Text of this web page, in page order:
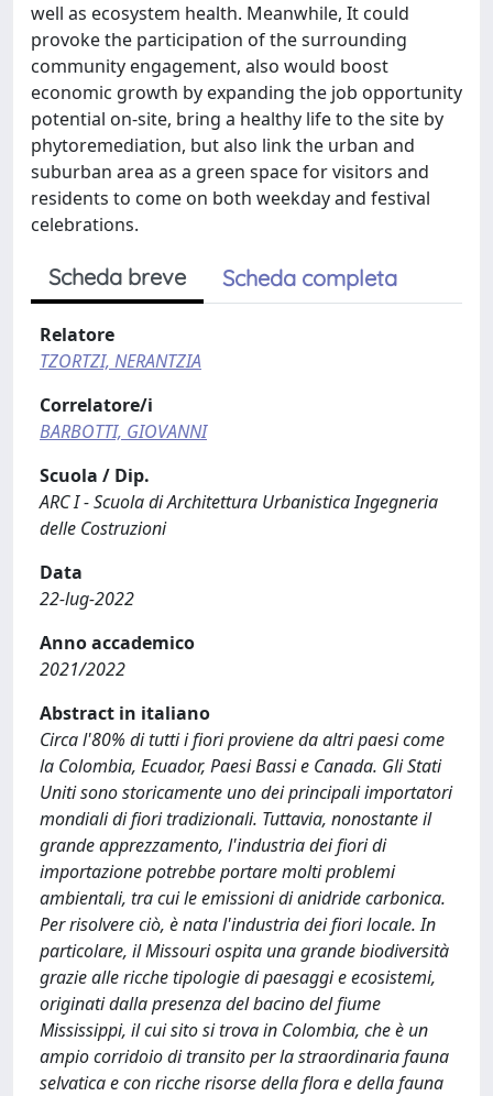
well as ecosystem health. Meanwhile, It could
provoke the participation of the surrounding
community engagement, also would boost
economic growth by expanding the job opportunity
potential on-site, bring a healthy life to the site by
phytoremediation, but also link the urban and
suburban area as a green space for visitors and
residents to come on both weekday and festival
celebrations.
Scheda breve Scheda completa
Relatore
TZORTZI, NERANTZIA
Correlatore/i
BARBOTTI, GIOVANNI
Scuola / Dip.
ARC I - Scuola di Architettura Urbanistica Ingegneria
delle Costruzioni
Data
22-lug-2022
Anno accademico
2021/2022
Abstract in italiano
Circa l'80% di tutti i fiori proviene da altri paesi come
la Colombia, Ecuador, Paesi Bassi e Canada. Gli Stati
Uniti sono storicamente uno dei principali importatori
mondiali di fiori tradizionali. Tuttavia, nonostante il
grande apprezzamento, l'industria dei fiori di
importazione potrebbe portare molti problemi
ambientali, tra cui le emissioni di anidride carbonica.
Per risolvere ciò, è nata l'industria dei fiori locale. In
particolare, il Missouri ospita una grande biodiversità
grazie alle ricche tipologie di paesaggi e ecosistemi,
originati dalla presenza del bacino del fiume
Mississippi, il cui sito si trova in Colombia, che è un
ampio corridoio di transito per la straordinaria fauna
selvatica e con ricche risorse della flora e della fauna